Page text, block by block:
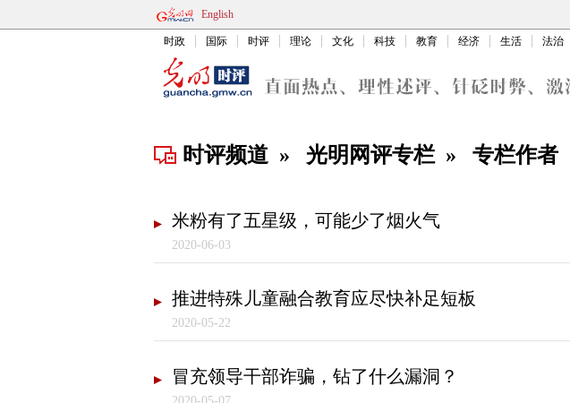
English
时政 国际 时评 理论 文化 科技 教育 经济 生活 法治
时评频道 » 光明网评专栏 » 专栏作者
米粉有了五星级，可能少了烟火气
2020-06-03
推进特殊儿童融合教育应尽快补足短板
2020-05-22
冒充领导干部诈骗，钻了什么漏洞？